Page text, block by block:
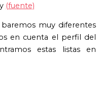
(fuente)
muy diferentes
en cuenta el perfil del
estas listas en